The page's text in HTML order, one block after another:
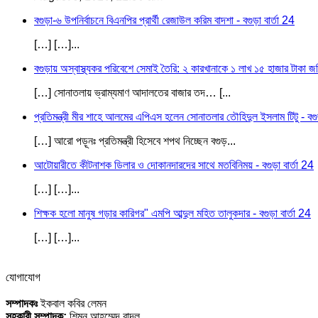
বগুড়া-৬ উপনির্বাচনে বিএনপির প্রার্থী রেজাউল করিম বাদশা - বগুড়া বার্তা 24
[…] […]...
বগুড়ায় অস্বাস্থ্যকর পরিবেশে সেমাই তৈরি: ২ কারখানাকে ১ লাখ ১৫ হাজার টাকা
[…] সোনাতলায় ভ্রাম্যমাণ আদালতের বাজার তদ… [...
প্রতিমন্ত্রী মীর শাহে আলমের এপিএস হলেন সোনাতলার তৌহিদুল ইসলাম টিটু -
[…] আরো পড়ূনঃ প্রতিমন্ত্রী হিসেবে শপথ নিচ্ছেন বগুড়...
আটোয়ারীতে কীটনাশক ডিলার ও দোকানদারদের সাথে মতবিনিময় - বগুড়া বার্তা 24
[…] […]...
শিক্ষক হলো মানুষ গড়ার কারিগর" এমপি আব্দুল মহিত তালুকদার - বগুড়া বার্তা 24
[…] […]...
যোগাযোগ
সম্পাদকঃইকবাল কবির লেমন